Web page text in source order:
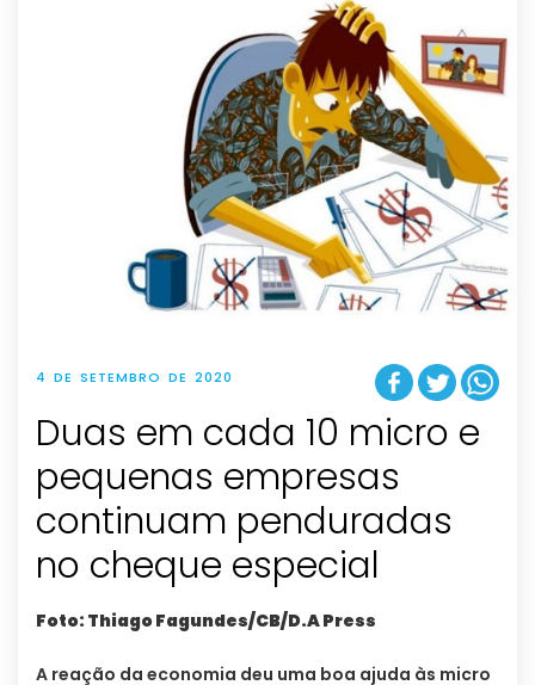
4 DE SETEMBRO DE 2020
Duas em cada 10 micro e
pequenas empresas
continuam penduradas
no cheque especial
Foto: Thiago Fagundes/CB/D.A Press
A reação da economia deu uma boa ajuda às micro